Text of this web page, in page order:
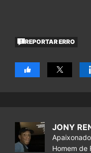
REPORTAR ERRO
JONY
Homem de